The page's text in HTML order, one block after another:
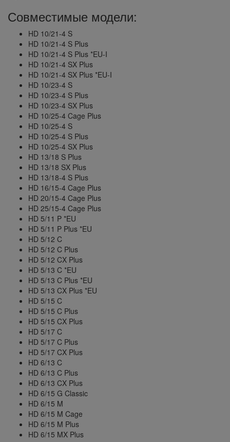
Совместимые модели:
HD 10/21-4 S
HD 10/21-4 S Plus
HD 10/21-4 S Plus *EU-I
HD 10/21-4 SX Plus
HD 10/21-4 SX Plus *EU-I
HD 10/23-4 S
HD 10/23-4 S Plus
HD 10/23-4 SX Plus
HD 10/25-4 Cage Plus
HD 10/25-4 S
HD 10/25-4 S Plus
HD 10/25-4 SX Plus
HD 13/18 S Plus
HD 13/18 SX Plus
HD 13/18-4 S Plus
HD 16/15-4 Cage Plus
HD 20/15-4 Cage Plus
HD 25/15-4 Cage Plus
HD 5/11 P *EU
HD 5/11 P Plus *EU
HD 5/12 C
HD 5/12 C Plus
HD 5/12 CX Plus
HD 5/13 C *EU
HD 5/13 C Plus *EU
HD 5/13 CX Plus *EU
HD 5/15 C
HD 5/15 C Plus
HD 5/15 CX Plus
HD 5/17 C
HD 5/17 C Plus
HD 5/17 CX Plus
HD 6/13 C
HD 6/13 C Plus
HD 6/13 CX Plus
HD 6/15 G Classic
HD 6/15 M
HD 6/15 M Cage
HD 6/15 M Plus
HD 6/15 MX Plus